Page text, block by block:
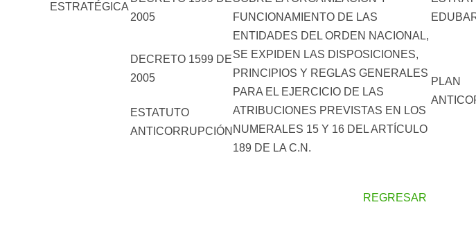
ESTRATÉGICA
2005
FUNCIONAMIENTO DE LAS
ENTIDADES DEL ORDEN NACIONAL,
SE EXPIDEN LAS DISPOSICIONES,
PRINCIPIOS Y REGLAS GENERALES
PARA EL EJERCICIO DE LAS
ATRIBUCIONES PREVISTAS EN LOS
NUMERALES 15 Y 16 DEL ARTÍCULO
189 DE LA C.N.
DECRETO 1599 DE
2005
PLAN
ESTATUTO
ANTICORRUPCIÓN
REGRESAR